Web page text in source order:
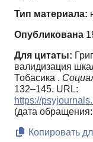
Тип материала:
Опубликована
Для цитаты:
валидизация
Тобасика .
132–145. URL:
https://
(дата
Копировать